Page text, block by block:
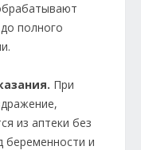
полного
При
из аптеки без
беременности и